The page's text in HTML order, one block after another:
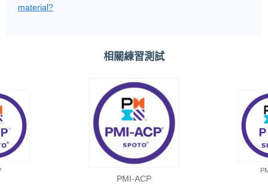
material?
相關練習測試
PMI-ACP